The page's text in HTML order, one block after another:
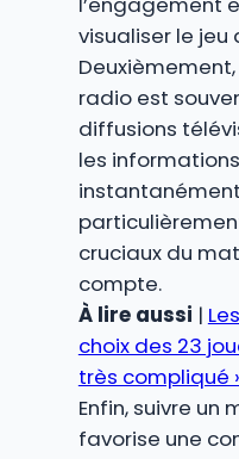
visualiser le jeu
radio est
diffusions
les
cruciaux du
compte.
À lire aussi |
choix des 23
très compliqué
Enfin, suivre
favorise une